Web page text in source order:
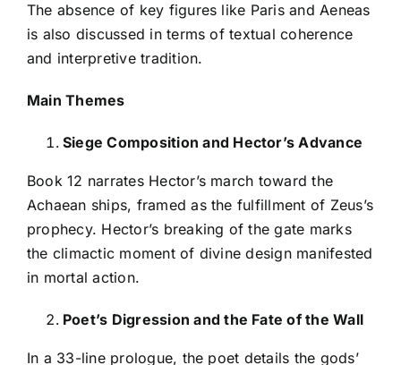
The absence of key figures like Paris and Aeneas
is also discussed in terms of textual coherence
and interpretive tradition.
Main Themes
Siege Composition and Hector’s Advance
Book 12 narrates Hector’s march toward the
Achaean ships, framed as the fulfillment of Zeus’s
prophecy. Hector’s breaking of the gate marks
the climactic moment of divine design manifested
in mortal action.
Poet’s Digression and the Fate of the Wall
In a 33-line prologue, the poet details the gods’